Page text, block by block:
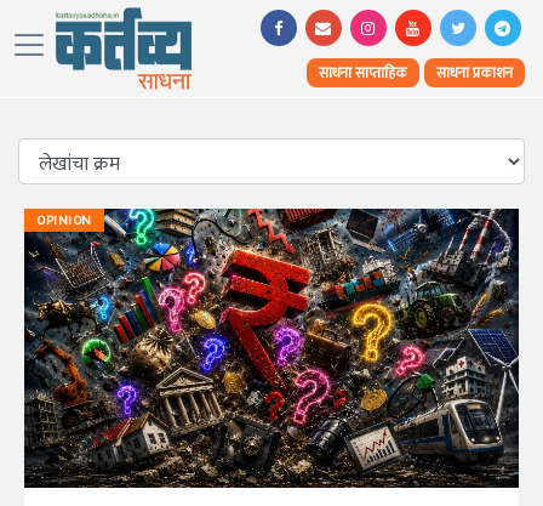
साधना साप्ताहिक साधना प्रकाशन
OPINION